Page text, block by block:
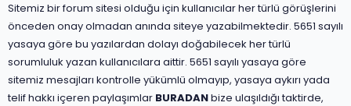
Sitemiz bir forum sitesi olduğu için kullanıcılar her türlü görüşlerini
önceden onay olmadan anında siteye yazabilmektedir. 5651 sayılı
yasaya göre bu yazılardan dolayı doğabilecek her türlü
sorumluluk yazan kullanıcılara aittir. 5651 sayılı yasaya göre
sitemiz mesajları kontrolle yükümlü olmayıp, yasaya aykırı yada
telif hakkı içeren paylaşımlar BURADANbize ulaşıldığı taktirde,